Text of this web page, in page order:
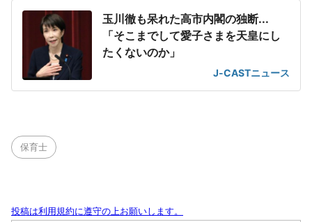
玉川徹も呆れた高市内閣の独断...
「そこまでして愛子さまを天皇にし
たくないのか」
J-CASTニュース
保育士